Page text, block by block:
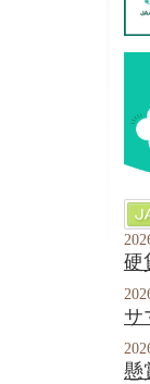
硬
サ
懸